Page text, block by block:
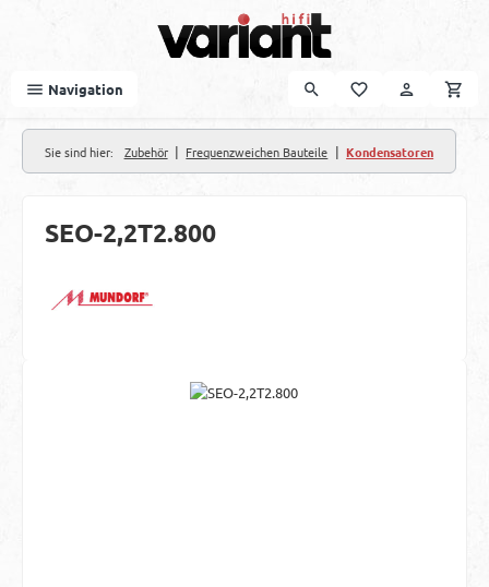
Navigation
Sie sind hier: Zubehör | Frequenzweichen Bauteile | Kondensatoren
SEO-2,2T2.800
Bildergalerie überspringen